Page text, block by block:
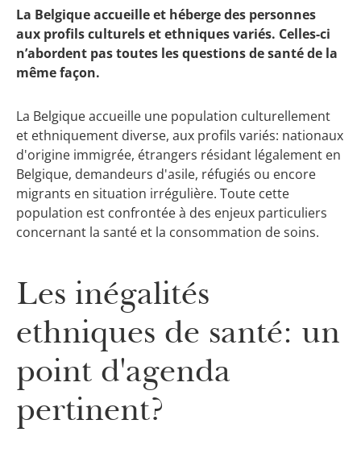
La Belgique accueille et héberge des personnes
aux profils culturels et ethniques variés. Celles-ci
n’abordent pas toutes les questions de santé de la
même façon.
La Belgique accueille une population culturellement
et ethniquement diverse, aux profils variés: nationaux
d'origine immigrée, étrangers résidant légalement en
Belgique, demandeurs d'asile, réfugiés ou encore
migrants en situation irrégulière. Toute cette
population est confrontée à des enjeux particuliers
concernant la santé et la consommation de soins.
Les inégalités
ethniques de santé: un
point d'agenda
pertinent?